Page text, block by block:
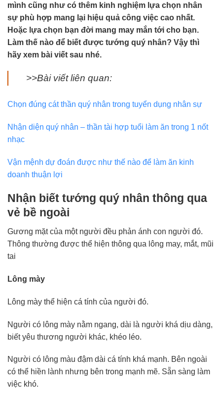
mình cũng như có thêm kinh nghiệm lựa chọn nhân
sự phù hợp mang lại hiệu quả công việc cao nhất.
Hoặc lựa chọn bạn đời mang may mắn tới cho bạn.
Làm thế nào để biết được tướng quý nhân? Vậy thì
hãy xem bài viết sau nhé.
>>Bài viết liên quan:
Chọn đúng cát thần quý nhân trong tuyển dụng nhân sự
Nhận diện quý nhân – thần tài hợp tuổi làm ăn trong 1 nốt
nhạc
Vận mệnh dự đoán được như thế nào để làm ăn kinh
doanh thuận lợi
Nhận biết tướng quý nhân thông qua
vẻ bề ngoài
Gương mặt của một người đều phản ánh con người đó.
Thông thường được thể hiện thông qua lông may, mắt, mũi
tai
Lông mày
Lông mày thể hiện cá tính của người đó.
Người có lông mày nằm ngang, dài là người khá dịu dàng,
biết yêu thương người khác, khéo léo.
Người có lông màu đậm dài cá tính khá mạnh. Bên ngoài
có thể hiền lành nhưng bên trong mạnh mẽ. Sẵn sàng làm
việc khó.